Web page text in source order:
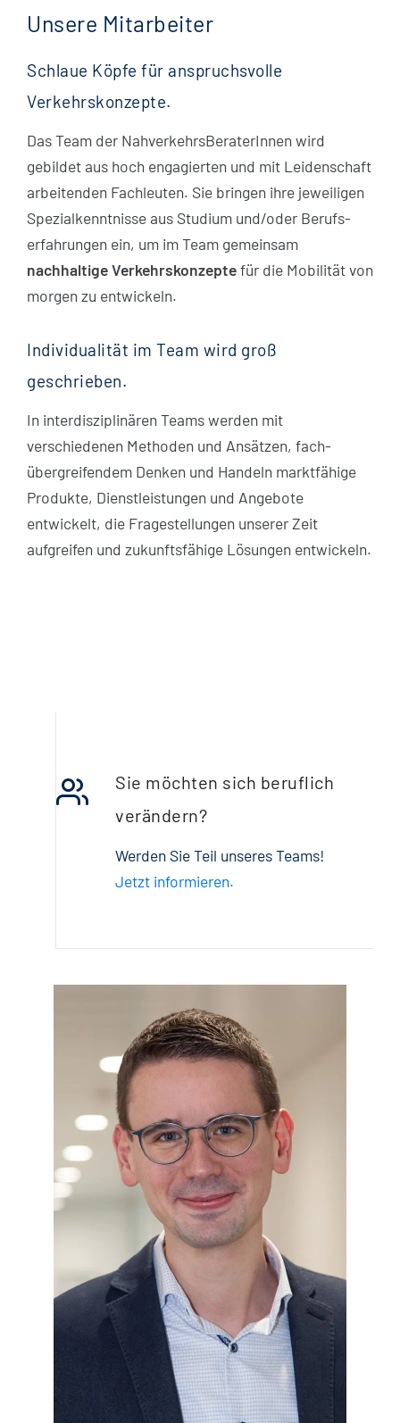
Unsere Mitarbeiter
Schlaue Köpfe für anspruchsvolle
Verkehrskonzepte.
Das Team der NahverkehrsBeraterInnen wird
gebildet aus hoch engagierten und mit Leidenschaft
arbeitenden Fachleuten. Sie bringen ihre jeweiligen
Spezial­kenntnisse aus Studium und/oder Berufs­
erfahrungen ein, um im Team gemeinsam
nachhaltige Verkehrskonzeptefür die Mobilität von
morgen zu entwickeln.
Individualität im Team wird groß
geschrieben.
In interdisziplinären Teams werden mit
verschiedenen Methoden und Ansätzen, fach­
übergreifendem Denken und Handeln marktfähige
Produkte, Dienstleistungen und Angebote
entwickelt, die Fragestellungen unserer Zeit
aufgreifen und zukunftsfähige Lösungen entwickeln.
Sie möchten sich beruflich
verändern?
Werden Sie Teil unseres Teams!
Jetzt informieren.